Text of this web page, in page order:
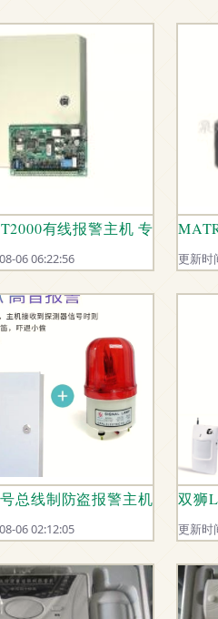
永不失联”有线报警主机 专业安全
06 06:22:56 更新时
总线制防盗报警主机 构建高
06 02:12:05
双狮
更新时